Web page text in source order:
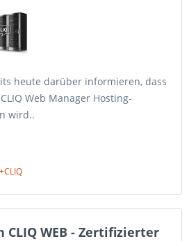
heute darüber informieren, dass
Web Manager Hosting-
wird..
+CLIQ
WEB - Zertifizierter